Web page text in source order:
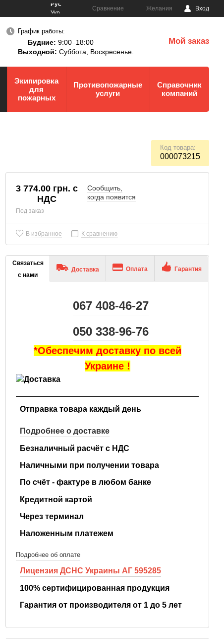
Рус
Укр
Сравнение Желания Вход
График работы:
Будние: 9:00–18:00
Выходной: Суббота, Воскресенье.
Мой заказ
Экипировка
для
пожарных
Противопожарные
услуги
Справочник
компаний
Код товара:
000073215
3 774.00 грн. с
НДС
Под заказ
Сообщить,
когда появится
В избранное К сравнению
Связаться
с нами
Доставка Оплата Гарантия
067 408-46-27
050 338-96-76
*Обеспечим доставку по всей
Украине !
Отправка товара каждый день
Подробнее о доставке
Безналичный расчёт с НДС
Наличными при получении товара
По счёт - фактуре в любом банке
Кредитной картой
Через терминал
Наложенным платежем
Подробнее об оплате
Лицензия ДСНС Украины АГ 595285
100% сертифицированная продукция
Гарантия от производителя от 1 до 5 лет